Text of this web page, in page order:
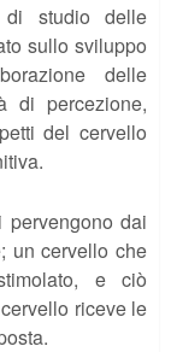
studio delle
sullo sviluppo
delle
di percezione,
del cervello
dai
un cervello che
e ciò
riceve le